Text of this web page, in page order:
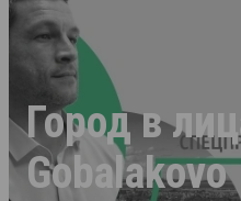
Город в
Gobalakovo